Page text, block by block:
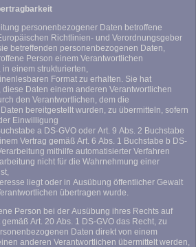
personenbezogener Daten betroffene
Richtlinien- und Verordnungsgeber
betreffenden personenbezogenen Daten,
Person einem Verantwortlichen
einem strukturierten,
Format zu erhalten. Sie hat
Daten einem anderen Verantwortlichen
den Verantwortlichen, dem die
bereitgestellt wurden, zu übermitteln, sofern
Einwilligung
a DS-GVO oder Art. 9 Abs. 2 Buchstabe
Vertrag gemäß Art. 6 Abs. 1 Buchstabe b DS-
mithilfe automatisierter Verfahren
nicht für die Wahrnehmung einer
liegt oder in Ausübung öffentlicher Gewalt
übertragen wurde.
Person bei der Ausübung ihres Rechts auf
Art. 20 Abs. 1 DS-GVO das Recht, zu
Daten direkt von einem
anderen Verantwortlichen übermittelt werden,